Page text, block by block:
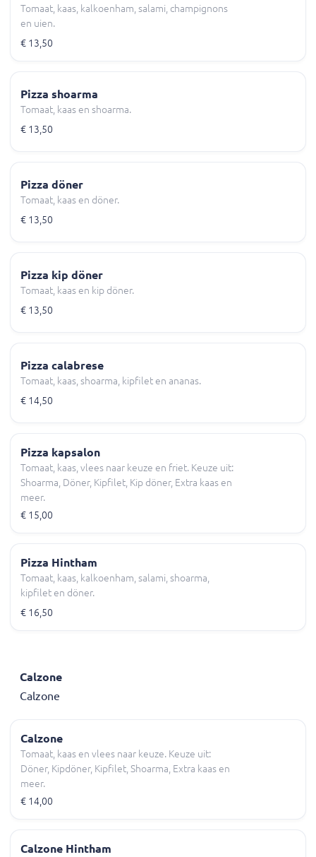
Tomaat, kaas, kalkoenham, salami, champignons
en uien.
€ 13,50
Pizza shoarma
Tomaat, kaas en shoarma.
€ 13,50
Pizza döner
Tomaat, kaas en döner.
€ 13,50
Pizza kip döner
Tomaat, kaas en kip döner.
€ 13,50
Pizza calabrese
Tomaat, kaas, shoarma, kipfilet en ananas.
€ 14,50
Pizza kapsalon
Tomaat, kaas, vlees naar keuze en friet. Keuze uit:
Shoarma, Döner, Kipfilet, Kip döner, Extra kaas en
meer.
€ 15,00
Pizza Hintham
Tomaat, kaas, kalkoenham, salami, shoarma,
kipfilet en döner.
€ 16,50
Calzone
Calzone
Calzone
Tomaat, kaas en vlees naar keuze. Keuze uit:
Döner, Kipdöner, Kipfilet, Shoarma, Extra kaas en
meer.
€ 14,00
Calzone Hintham